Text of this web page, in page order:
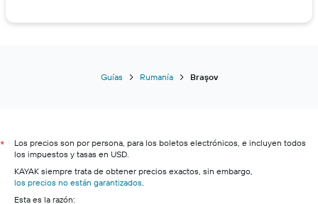
Guías Rumanía Braşov
*
Los precios son por persona, para los boletos electrónicos, e incluyen todos
los impuestos y tasas en USD.
KAYAK siempre trata de obtener precios exactos, sin embargo,
los precios no están garantizados
Esta es la razón: